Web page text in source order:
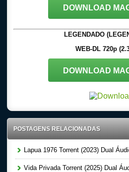
DOWNLOAD
LEGENDADO
WEB-DL 720p
DOWNLOAD
POSTAGENS RELACIONADAS
Lapua 1976 Torrent (2023) Dual
Vida Privada Torrent (2025) Dual